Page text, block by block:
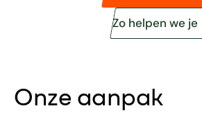
Zo helpen we je
Onze aanpak